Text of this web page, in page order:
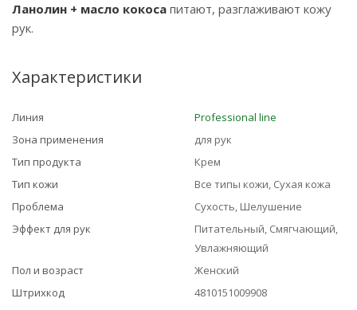
Ланолин + масло кокоса питают, разглаживают кожу
рук.
Характеристики
Линия
Professional line
Зона применения
для рук
Тип продукта
Крем
Тип кожи
Все типы кожи, Сухая кожа
Проблема
Сухость, Шелушение
Эффект для рук
Питательный, Смягчающий,
Увлажняющий
Пол и возраст
Женский
Штрихкод
4810151009908